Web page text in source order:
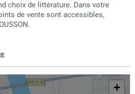
choix de littérature. Dans votre
de vente sont accessibles,
+